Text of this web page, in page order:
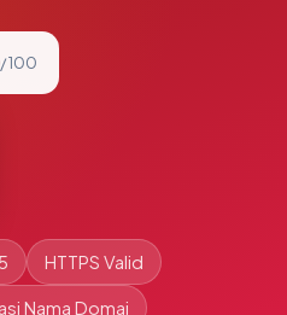
/ 100
HTTPS Valid
Nama Domai